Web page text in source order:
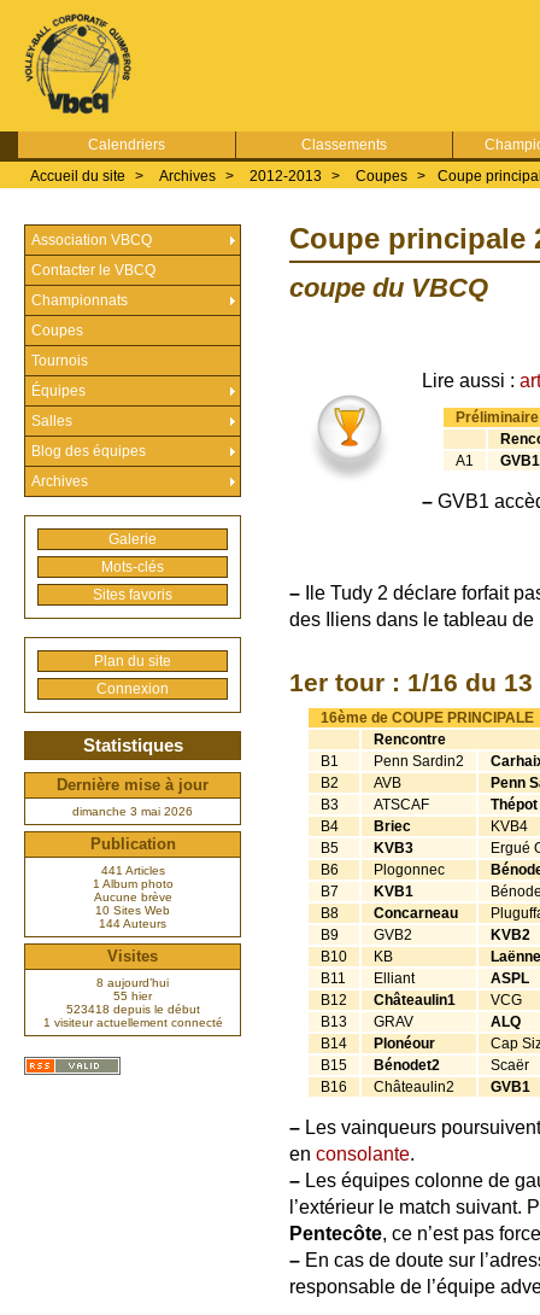
Calendriers Classements
Accueil du site
> Archives > 2012-2013 > Coupes > Coupe
Coupe principale
coupe du VBCQ
Lire aussi :
A1
GVB1
– GVB1
– Ile Tudy 2 déclare forfait
des Iliens dans le tableau
1er tour : 1/16 du
16ème de COUPE PRINCIPALE
Rencontre
B1
Penn Sardin2
B2
AVB
Penn
B3
ATSCAF
Thépot
B4
Briec
KVB4
B5
KVB3
Ergué
B6
Plogonnec
B7
KVB1
B8
Concarneau
B9
GVB2
KVB2
B10
KB
B11
Elliant
ASPL
B12
Châteaulin1
VCG
B13
GRAV
ALQ
B14
Plonéour
Cap
B15
Bénodet2
Scaër
B16
Châteaulin2 GVB1
– Les vainqueurs
en consolante.
– Les équipes colonne de
l’extérieur le match suivant.
Pentecôte, ce n’est pas
– En cas de doute sur
responsable de l’équipe
Association VBCQ
Contacter le VBCQ
Championnats
Coupes
Tournois
Équipes
Salles
Blog des équipes
Archives
Galerie
Mots-clés
Sites favoris
Plan du site
Connexion
Statistiques
Dernière mise à jour
dimanche 3 mai 2026
Publication
441 Articles
1 Album photo
Aucune brève
10 Sites Web
144 Auteurs
Visites
8 aujourd’hui
55 hier
523418 depuis le début
1 visiteur actuellement connecté